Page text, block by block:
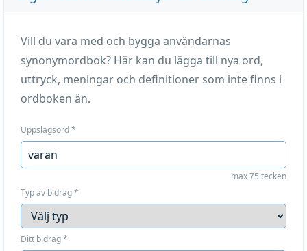
Vill du vara med och bygga användarnas
synonymordbok? Här kan du lägga till nya ord,
uttryck, meningar och definitioner som inte finns i
ordboken än.
Uppslagsord*
max 75 tecken
Typ av bidrag*
Ditt bidrag*